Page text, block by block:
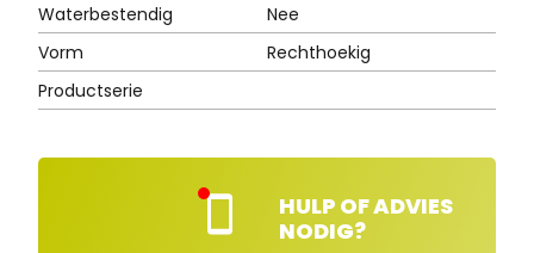
Waterbestendig
Nee
Vorm
Rechthoekig
Productserie
nte
HULP OF ADVIES
NODIG?